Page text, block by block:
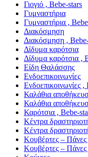
Γιογιό , Bebe-stars
Γυμναστήρια
Γυμναστήρια ,
Διακόσμηση
Διακόσμηση ,
Δίδυμα καρότσια
Δίδυμα καρότσια ,
Είδη Θαλάσσης
Ενδοεπικοινωνίες
Ενδοεπικοινωνίες ,
Καλάθια
Καλάθια
Καρότσια , Bebe-
Κέντρα
Κέντρα
Κουβέρτες – Πάνες
Κουβέρτες – Πάνες